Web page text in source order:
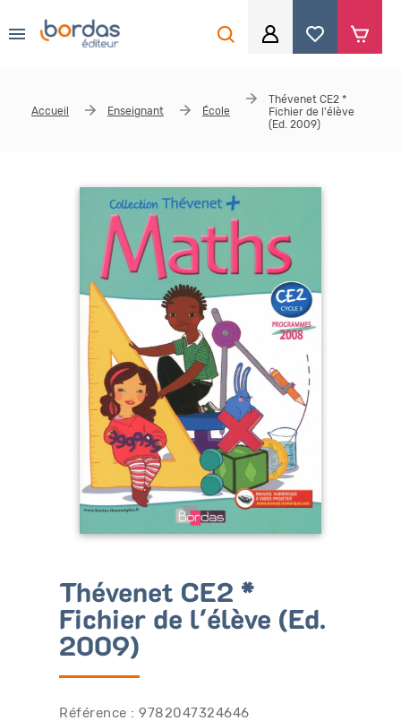
Je me connecte
Mot de passe*
Se souvenir de moi
Mot de passe ou identifiant oublié
Bénéficiez de tarifs préférentiels
Téléchargez des ressources gratuites
Recevez des informations sur nos nouveautés
Accueil Enseignant École
Thévenet CE2 *
Fichier de l'élève
(Ed. 2009)
Thévenet CE2 *
Fichier de l'élève (Ed.
2009)
Référence : 9782047324646